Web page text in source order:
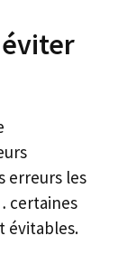
éviter
erreurs les
certaines
évitables.